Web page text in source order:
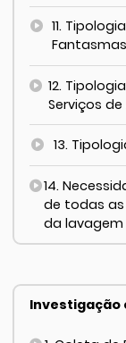
11.
Fantasmas
12.
Serviços
13.
14.
de todas
da lavagem
Investigação